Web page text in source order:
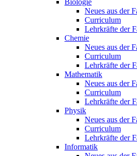
Biologie
Neues aus der
Curriculum
Lehrkräfte der
Chemie
Neues aus der
Curriculum
Lehrkräfte der
Mathematik
Neues aus der
Curriculum
Lehrkräfte der
Physik
Neues aus der
Curriculum
Lehrkräfte der
Informatik